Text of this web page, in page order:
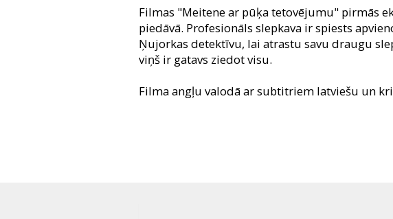
Filmas "Meitene ar pūķa tetovējumu" pirmās
piedāvā. Profesionāls slepkava ir spiests
Ņujorkas detektīvu, lai atrastu savu draugu
viņš ir gatavs ziedot visu.
Filma angļu valodā ar subtitriem latviešu un